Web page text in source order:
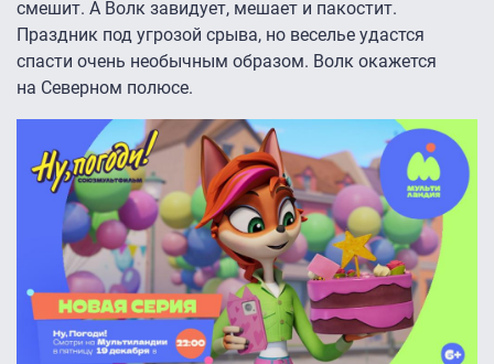
смешит. А Волк завидует, мешает и пакостит.
Праздник под угрозой срыва, но веселье удастся
спасти очень необычным образом. Волк окажется
на Северном полюсе.